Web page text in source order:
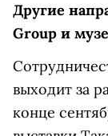
Другие
Group и
выходит за
конце